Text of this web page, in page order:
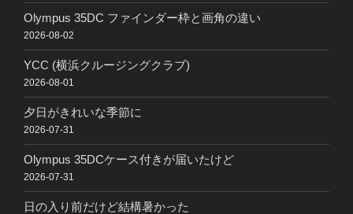
Olympus 35DC ファインダー枠と画角の違い
2026-08-02
YCC (横浜クルージングクラブ)
2026-08-01
夕日がきれいな季節に
2026-07-31
Olympus 35DCケース付きが届いたけど
2026-07-31
日の入り前だけど結構暑かった